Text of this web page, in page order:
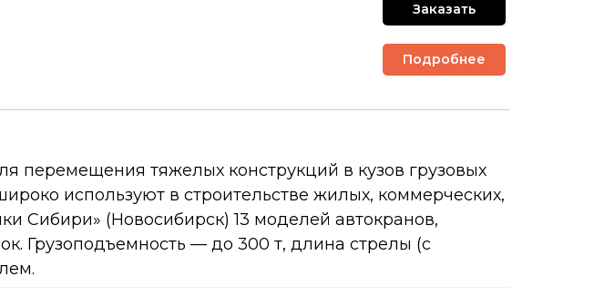
Заказать
Подробнее
перемещения тяжелых конструкций в кузов грузовых
используют в строительстве жилых, коммерческих,
Сибири» (Новосибирск) 13 моделей автокранов,
Грузоподъемность — до 300 т, длина стрелы (с